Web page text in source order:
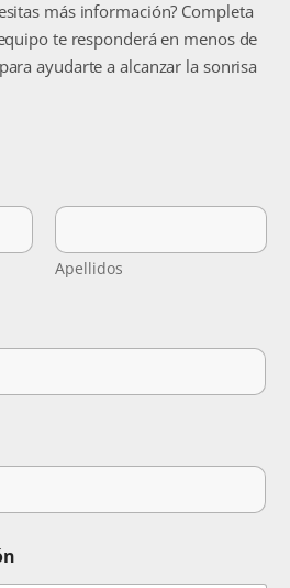
más información? Completa
te responderá en menos de
ayudarte a alcanzar la sonrisa
Apellidos